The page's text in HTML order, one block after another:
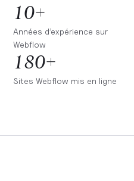
10+
Années d’expérience sur
Webflow
180+
Sites Webflow mis en ligne